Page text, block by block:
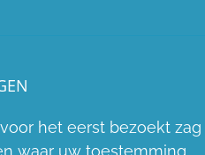
het eerst bezoekt zag
waar uw toestemming